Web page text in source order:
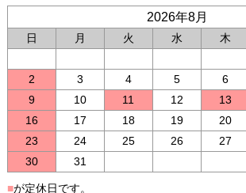
2026年8月
日 月 火 水 木
2
3 4 5 6
9
10 11 12 13
16
17 18 19 20
23
24 25 26 27
30
31
■が定休日です。